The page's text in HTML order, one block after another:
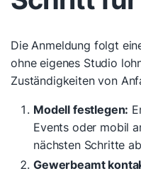
Die Anmeldung folgt
ohne eigenes Studio
Zuständigkeiten von
Modell festlegen:
Events oder mobil
nächsten Schritte
Gewerbeamt